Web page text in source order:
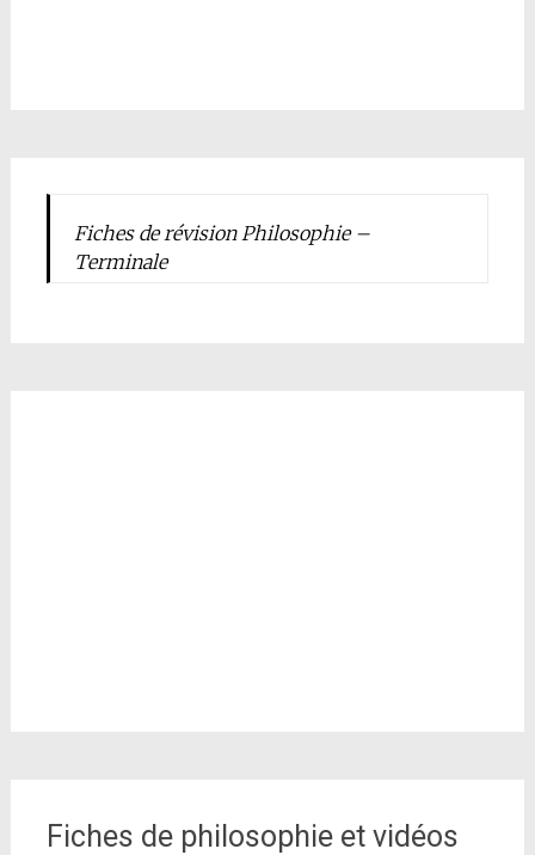
Fiches de révision Philosophie –
Terminale
Fiches de philosophie et vidéos